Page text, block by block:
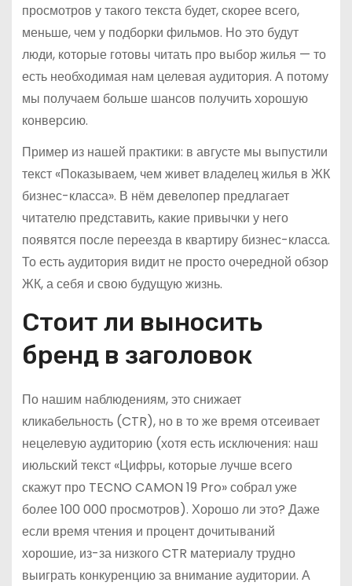
просмотров у такого текста будет, скорее всего,
меньше, чем у подборки фильмов. Но это будут
люди, которые готовы читать про выбор жилья — то
есть необходимая нам целевая аудитория. А потому
мы получаем больше шансов получить хорошую
конверсию.
Пример из нашей практики: в августе мы выпустили
текст «Показываем, чем живет владелец жилья в ЖК
бизнес-класса». В нём девелопер предлагает
читателю представить, какие привычки у него
появятся после переезда в квартиру бизнес-класса.
То есть аудитория видит не просто очередной обзор
ЖК, а себя и свою будущую жизнь.
Стоит ли выносить
бренд в заголовок
По нашим наблюдениям, это снижает
кликабельность (CTR), но в то же время отсеивает
нецелевую аудиторию (хотя есть исключения: наш
июльский текст «Цифры, которые лучше всего
скажут про TECNO CAMON 19 Pro» собрал уже
более 100 000 просмотров). Хорошо ли это? Даже
если время чтения и процент дочитываний
хорошие, из-за низкого CTR материалу трудно
выиграть конкуренцию за внимание аудитории. А